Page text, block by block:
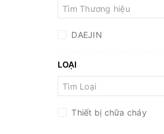
Giá trên 1.000.000đ
DAEJIN
LOẠI
Thiết bị chữa cháy